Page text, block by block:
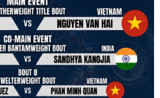
- VBF
organizing committee. We are joining
boxing in Vietnam. Stay stuned.
once IBF has had the chance to